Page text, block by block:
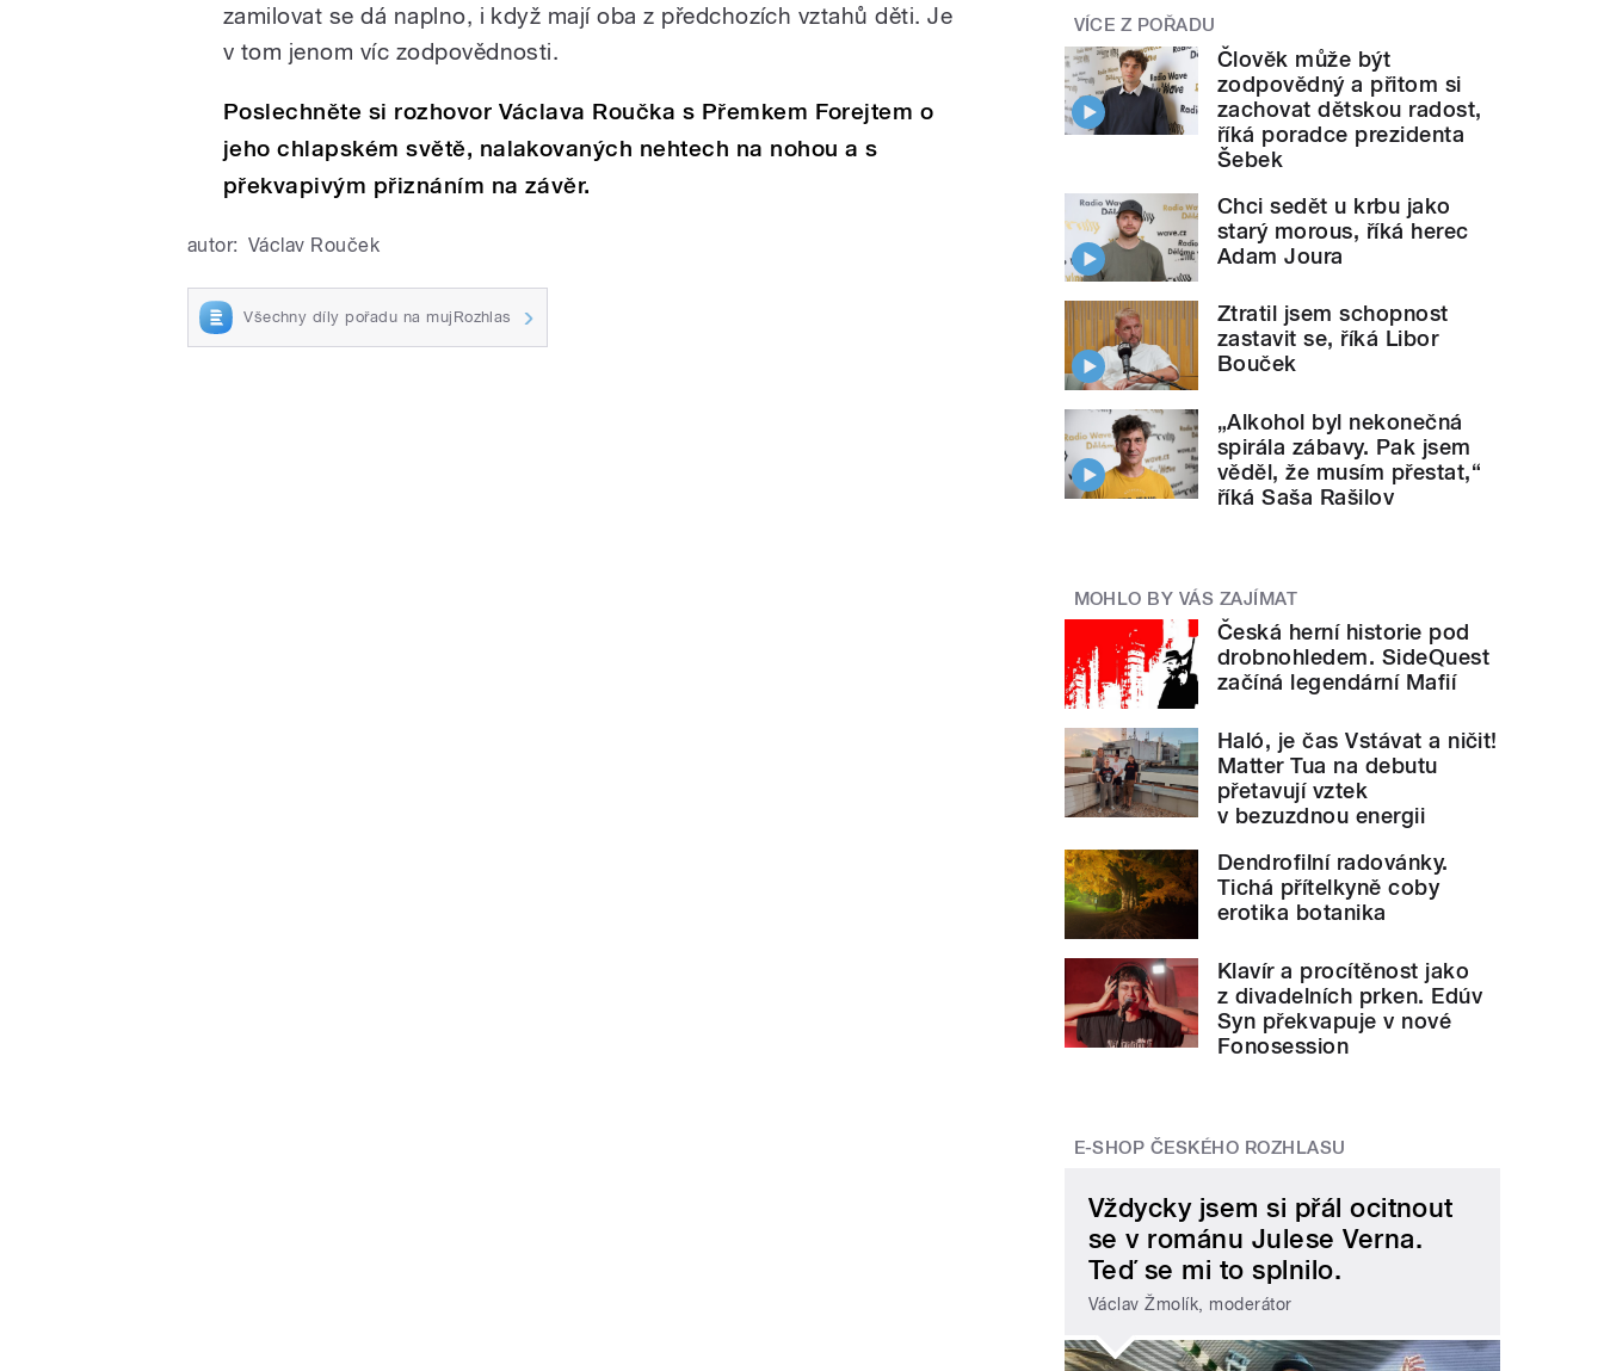
zamilovat se dá naplno, i když mají oba z předchozích vztahů děti. Je
v tom jenom víc zodpovědnosti.
Poslechněte si rozhovor Václava Roučka s Přemkem Forejtem o
jeho chlapském světě, nalakovaných nehtech na nohou a s
překvapivým přiznáním na závěr.
autor: Václav Rouček
Všechny díly pořadu na mujRozhlas
VÍCE Z POŘADU
Člověk může být
zodpovědný a přitom si
zachovat dětskou radost,
říká poradce prezidenta
Šebek
Chci sedět u krbu jako
starý morous, říká herec
Adam Joura
Ztratil jsem schopnost
zastavit se, říká Libor
Bouček
„Alkohol byl nekonečná
spirála zábavy. Pak jsem
věděl, že musím přestat,“
říká Saša Rašilov
MOHLO BY VÁS ZAJÍMAT
Česká herní historie pod
drobnohledem. SideQuest
začíná legendární Mafií
Haló, je čas Vstávat a ničit!
Matter Tua na debutu
přetavují vztek
v bezuzdnou energii
Dendrofilní radovánky.
Tichá přítelkyně coby
erotika botanika
Klavír a procítěnost jako
z divadelních prken. Edúv
Syn překvapuje v nové
Fonosession
E-SHOP ČESKÉHO ROZHLASU
Vždycky jsem si přál ocitnout
se v románu Julese Verna.
Teď se mi to splnilo.
Václav Žmolík, moderátor